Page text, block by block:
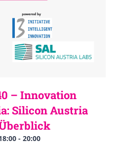
– Innovation
Silicon Austria
- 20:00